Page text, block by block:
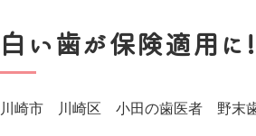
白い歯が保険適用
川崎市 川崎区 小田の歯医者 野末歯